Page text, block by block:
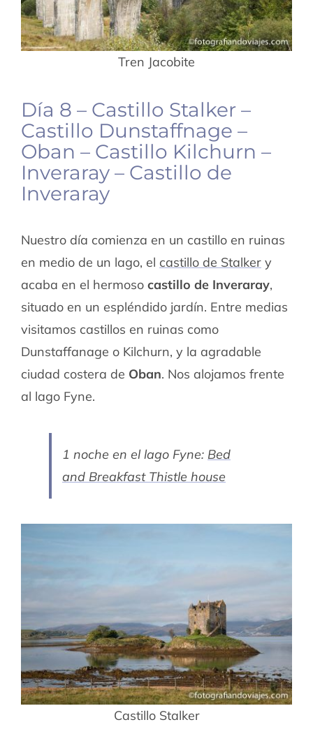
Tren Jacobite
Día 8 – Castillo Stalker –
Castillo Dunstaffnage –
Oban – Castillo Kilchurn –
Inveraray – Castillo de
Inveraray
Nuestro día comienza en un castillo en ruinas
en medio de un lago, el castillo de Stalkery
acaba en el hermoso castillo de Inveraray,
situado en un espléndido jardín. Entre medias
visitamos castillos en ruinas como
Dunstaffanage o Kilchurn, y la agradable
ciudad costera de Oban. Nos alojamos frente
al lago Fyne.
1 noche en el lago Fyne: Bed
and Breakfast Thistle house
Castillo Stalker